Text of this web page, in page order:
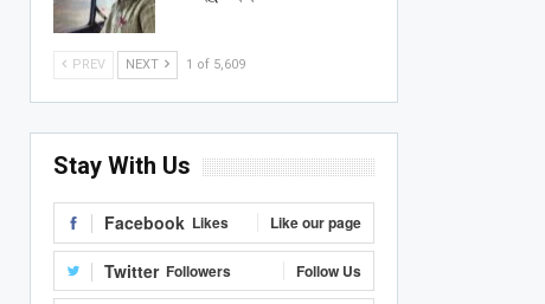
PREV NEXT 1 of 5,609
Stay With Us
Facebook Likes Like our page
Twitter Followers Follow Us